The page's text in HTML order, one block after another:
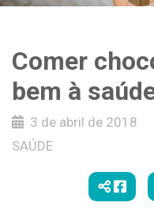
Comer
bem à
3 de abril de 2018
SAÚDE